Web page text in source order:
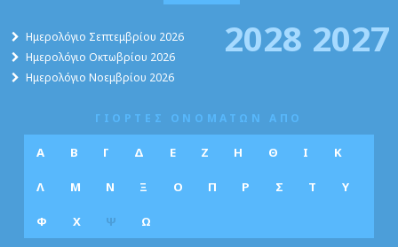
Ημερολόγιο Σεπτεμβρίου 2026
Ημερολόγιο Οκτωβρίου 2026
Ημερολόγιο Νοεμβρίου 2026
2027
2028
ΓΙΟΡΤΕΣ ΟΝΟΜΑΤΩΝ ΑΠΟ
Α Β Γ Δ Ε Ζ Η Θ Ι Κ
Λ Μ Ν Ξ Ο Π Ρ Σ Τ Υ
Φ Χ Ψ Ω